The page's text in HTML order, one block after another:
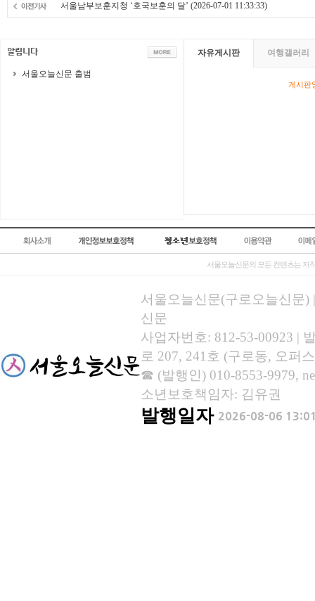
서울남부보훈지청 ‘호국보훈의 달’ (2026-07-01 11:33:33)
서울오늘신문 출범
자유게시판 여행갤러리
게시판
서울오늘신문의 모든 컨텐츠는 저
서울오늘신문(구로오늘신문)
신문
사업자번호: 812-53-00923 |
로 207, 241호 (구로동, 오퍼
☎ (발행인) 010-8553-9979,
소년보호책임자: 김유권
발행일자